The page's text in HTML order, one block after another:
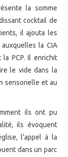
la somme
cocktail de
il ajouta les
la CIA
PCP. Il enrichit
le vide dans la
sensorielle et au
ils ont pu
ils évoquent
l’appel à la
dans un parc